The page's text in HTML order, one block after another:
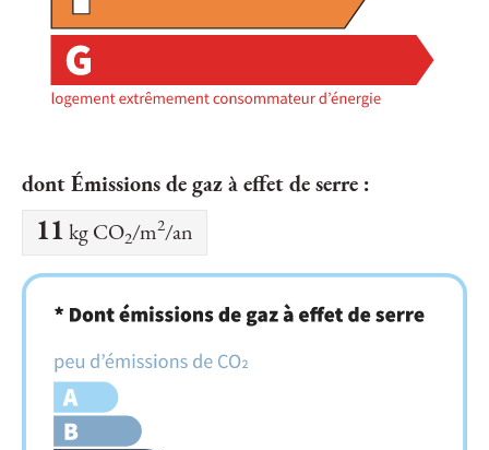
dont Émissions de gaz à effet de serre :
11 kg CO2/m2/an